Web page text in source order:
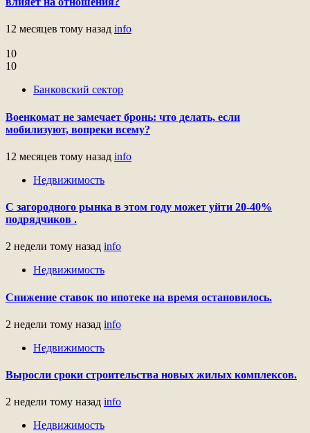
12 месяцев тому назад info
10
10
Банковский сектор
Военкомат не замечает бронь: что делать, если
мобилизуют, вопреки всему?
12 месяцев тому назад info
Недвижимость
С загородного рынка в этом году может уйти 20-40%
подрядчиков .
2 недели тому назад info
Недвижимость
Снижение ставок по ипотеке на время остановилось.
2 недели тому назад info
Недвижимость
Выросли сроки строительства новых жилых комплексов.
2 недели тому назад info
Недвижимость